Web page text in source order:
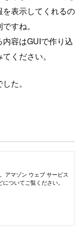
表示してくれるの
すね。
容はGUIで作り込
ください。
た。